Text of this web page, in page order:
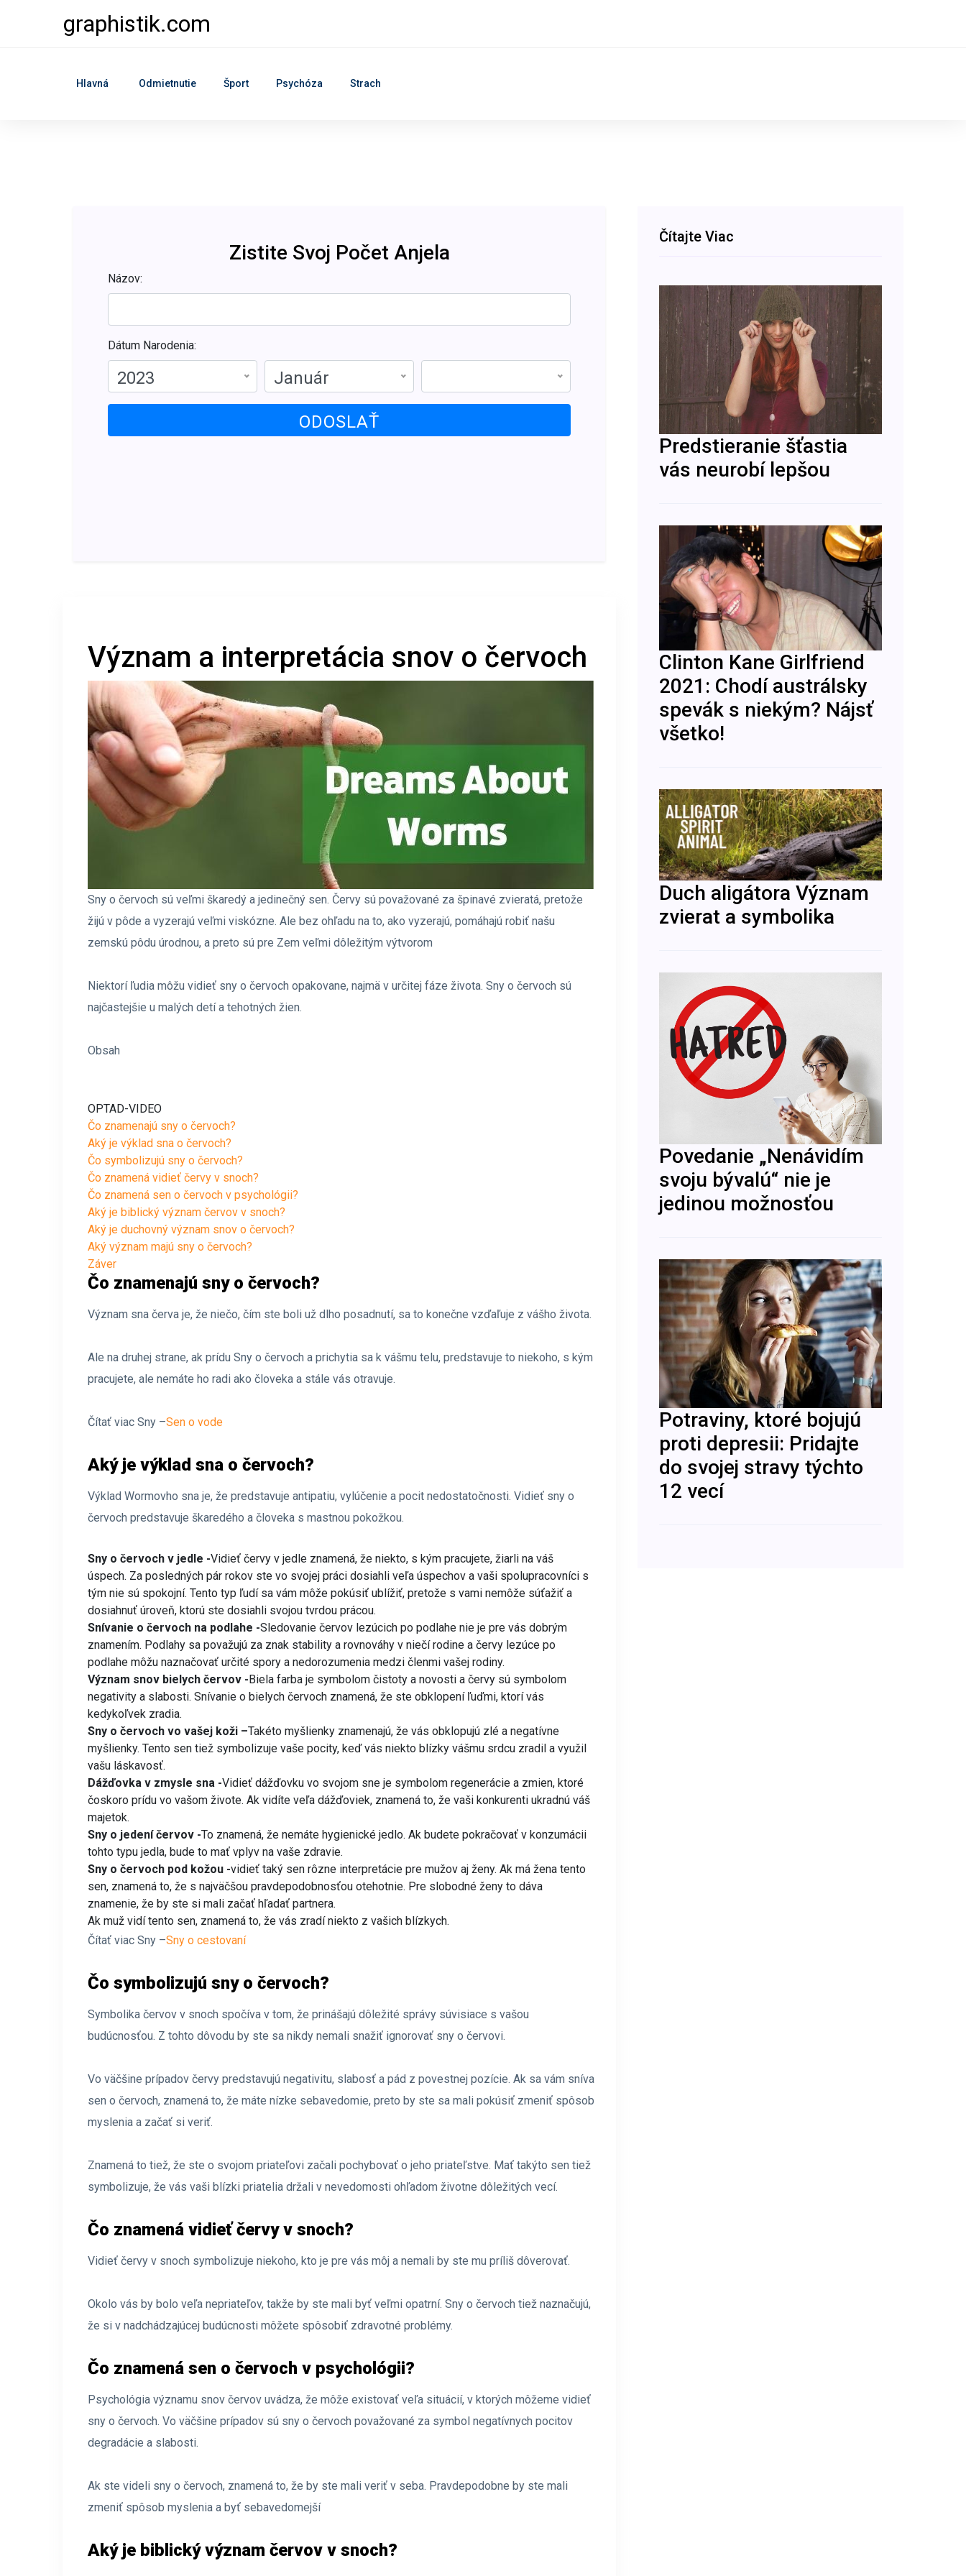
graphistik.com
Hlavná Odmietnutie Šport Psychóza Strach
Zistite Svoj Počet Anjela
Názov:
Dátum Narodenia:
2023 Január
ODOSLAŤ
Význam a interpretácia snov o červoch
Sny o červoch sú veľmi škaredý a jedinečný sen. Červy sú považované za špinavé zvieratá, pretože
žijú v pôde a vyzerajú veľmi viskózne. Ale bez ohľadu na to, ako vyzerajú, pomáhajú robiť našu
zemskú pôdu úrodnou, a preto sú pre Zem veľmi dôležitým výtvorom
Niektorí ľudia môžu vidieť sny o červoch opakovane, najmä v určitej fáze života. Sny o červoch sú
najčastejšie u malých detí a tehotných žien.
Obsah
OPTAD-VIDEO
Čo znamenajú sny o červoch?
Aký je výklad sna o červoch?
Čo symbolizujú sny o červoch?
Čo znamená vidieť červy v snoch?
Čo znamená sen o červoch v psychológii?
Aký je biblický význam červov v snoch?
Aký je duchovný význam snov o červoch?
Aký význam majú sny o červoch?
Záver
Čo znamenajú sny o červoch?
Význam sna červa je, že niečo, čím ste boli už dlho posadnutí, sa to konečne vzďaľuje z vášho života.
Ale na druhej strane, ak prídu Sny o červoch a prichytia sa k vášmu telu, predstavuje to niekoho, s kým
pracujete, ale nemáte ho radi ako človeka a stále vás otravuje.
Čítať viac Sny –Sen o vode
Aký je výklad sna o červoch?
Výklad Wormovho sna je, že predstavuje antipatiu, vylúčenie a pocit nedostatočnosti. Vidieť sny o
červoch predstavuje škaredého a človeka s mastnou pokožkou.
Sny o červoch v jedle -Vidieť červy v jedle znamená, že niekto, s kým pracujete, žiarli na váš
úspech. Za posledných pár rokov ste vo svojej práci dosiahli veľa úspechov a vaši spolupracovníci s
tým nie sú spokojní. Tento typ ľudí sa vám môže pokúsiť ublížiť, pretože s vami nemôže súťažiť a
dosiahnuť úroveň, ktorú ste dosiahli svojou tvrdou prácou.
Snívanie o červoch na podlahe -Sledovanie červov lezúcich po podlahe nie je pre vás dobrým
znamením. Podlahy sa považujú za znak stability a rovnováhy v niečí rodine a červy lezúce po
podlahe môžu naznačovať určité spory a nedorozumenia medzi členmi vašej rodiny.
Význam snov bielych červov -Biela farba je symbolom čistoty a novosti a červy sú symbolom
negativity a slabosti. Snívanie o bielych červoch znamená, že ste obklopení ľuďmi, ktorí vás
kedykoľvek zradia.
Sny o červoch vo vašej koži –Takéto myšlienky znamenajú, že vás obklopujú zlé a negatívne
myšlienky. Tento sen tiež symbolizuje vaše pocity, keď vás niekto blízky vášmu srdcu zradil a využil
vašu láskavosť.
Dážďovka v zmysle sna -Vidieť dážďovku vo svojom sne je symbolom regenerácie a zmien, ktoré
čoskoro prídu vo vašom živote. Ak vidíte veľa dážďoviek, znamená to, že vaši konkurenti ukradnú váš
majetok.
Sny o jedení červov -To znamená, že nemáte hygienické jedlo. Ak budete pokračovať v konzumácii
tohto typu jedla, bude to mať vplyv na vaše zdravie.
Sny o červoch pod kožou -vidieť taký sen rôzne interpretácie pre mužov aj ženy. Ak má žena tento
sen, znamená to, že s najväčšou pravdepodobnosťou otehotnie. Pre slobodné ženy to dáva
znamenie, že by ste si mali začať hľadať partnera.
Ak muž vidí tento sen, znamená to, že vás zradí niekto z vašich blízkych.
Čítať viac Sny –Sny o cestovaní
Čo symbolizujú sny o červoch?
Symbolika červov v snoch spočíva v tom, že prinášajú dôležité správy súvisiace s vašou
budúcnosťou. Z tohto dôvodu by ste sa nikdy nemali snažiť ignorovať sny o červovi.
Vo väčšine prípadov červy predstavujú negativitu, slabosť a pád z povestnej pozície. Ak sa vám sníva
sen o červoch, znamená to, že máte nízke sebavedomie, preto by ste sa mali pokúsiť zmeniť spôsob
myslenia a začať si veriť.
Znamená to tiež, že ste o svojom priateľovi začali pochybovať o jeho priateľstve. Mať takýto sen tiež
symbolizuje, že vás vaši blízki priatelia držali v nevedomosti ohľadom životne dôležitých vecí.
Čo znamená vidieť červy v snoch?
Vidieť červy v snoch symbolizuje niekoho, kto je pre vás môj a nemali by ste mu príliš dôverovať.
Okolo vás by bolo veľa nepriateľov, takže by ste mali byť veľmi opatrní. Sny o červoch tiež naznačujú,
že si v nadchádzajúcej budúcnosti môžete spôsobiť zdravotné problémy.
Čo znamená sen o červoch v psychológii?
Psychológia významu snov červov uvádza, že môže existovať veľa situácií, v ktorých môžeme vidieť
sny o červoch. Vo väčšine prípadov sú sny o červoch považované za symbol negatívnych pocitov
degradácie a slabosti.
Ak ste videli sny o červoch, znamená to, že by ste mali veriť v seba. Pravdepodobne by ste mali
zmeniť spôsob myslenia a byť sebavedomejší
Aký je biblický význam červov v snoch?
Čítajte Viac
Predstieranie šťastia
vás neurobí lepšou
Clinton Kane Girlfriend
2021: Chodí austrálsky
spevák s niekým? Nájsť
všetko!
Duch aligátora Význam
zvierat a symbolika
Povedanie „Nenávidím
svoju bývalú“ nie je
jedinou možnosťou
Potraviny, ktoré bojujú
proti depresii: Pridajte
do svojej stravy týchto
12 vecí